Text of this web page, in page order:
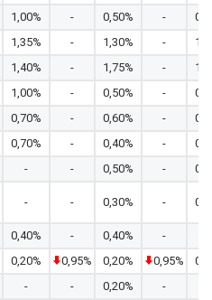
1,00% - 0,50% -
1,35% - 1,30% -
1,40% - 1,75% -
1,00% - 0,50% -
0,70% - 0,60% -
0,70% - 0,40% -
- - 0,50% -
- - 0,30% -
0,40% - 0,40% -
0,20% 0,95% 0,20% 0,95%
- - 0,20% -